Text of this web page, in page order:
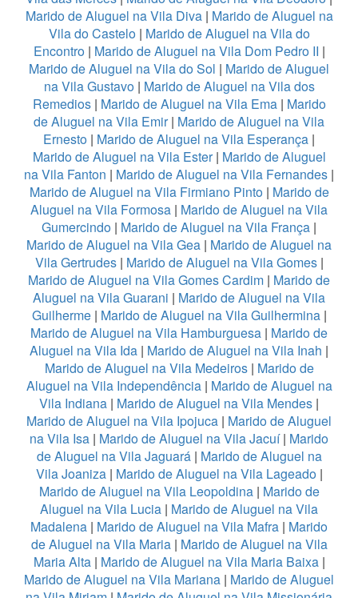
Marido de Aluguel na Vila Diva| Marido de Aluguel na
Vila do Castelo| Marido de Aluguel na Vila do
Encontro| Marido de Aluguel na Vila Dom Pedro II |
Marido de Aluguel na Vila do Sol | Marido de Aluguel
na Vila Gustavo| Marido de Aluguel na Vila dos
Remedios| Marido de Aluguel na Vila Ema| Marido
de Aluguel na Vila Emir| Marido de Aluguel na Vila
Ernesto | Marido de Aluguel na Vila Esperança |
Marido de Aluguel na Vila Ester| Marido de Aluguel
na Vila Fanton | Marido de Aluguel na Vila Fernandes |
Marido de Aluguel na Vila Firmiano Pinto| Marido de
Aluguel na Vila Formosa | Marido de Aluguel na Vila
Gumercindo | Marido de Aluguel na Vila França |
Marido de Aluguel na Vila Gea | Marido de Aluguel na
Vila Gertrudes| Marido de Aluguel na Vila Gomes|
Marido de Aluguel na Vila Gomes Cardim | Marido de
Aluguel na Vila Guarani | Marido de Aluguel na Vila
Guilherme| Marido de Aluguel na Vila Guilhermina|
Marido de Aluguel na Vila Hamburguesa | Marido de
Aluguel na Vila Ida | Marido de Aluguel na Vila Inah |
Marido de Aluguel na Vila Medeiros| Marido de
Aluguel na Vila Independência| Marido de Aluguel na
Vila Indiana | Marido de Aluguel na Vila Mendes |
Marido de Aluguel na Vila Ipojuca | Marido de Aluguel
na Vila Isa | Marido de Aluguel na Vila Jacuí| Marido
de Aluguel na Vila Jaguará| Marido de Aluguel na
Vila Joaniza| Marido de Aluguel na Vila Lageado|
Marido de Aluguel na Vila Leopoldina| Marido de
Aluguel na Vila Lucia | Marido de Aluguel na Vila
Madalena | Marido de Aluguel na Vila Mafra | Marido
de Aluguel na Vila Maria| Marido de Aluguel na Vila
Maria Alta| Marido de Aluguel na Vila Maria Baixa|
Marido de Aluguel na Vila Mariana | Marido de Aluguel